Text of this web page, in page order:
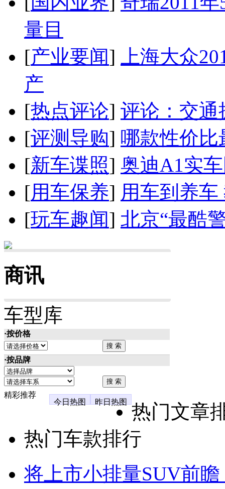
量目
[产业要闻]
上海大众
产
[热点评论] 评论：交通
[评测导购] 哪款性价比
[新车谍照] 奥迪A1实
[用车保养] 用车到养
[玩车趣闻] 北京“最酷
商讯
车型库
·按价格
·按品牌
精彩推荐
今日热图
昨日热图
热门文章
热门车款排行
将上市小排量SUV前